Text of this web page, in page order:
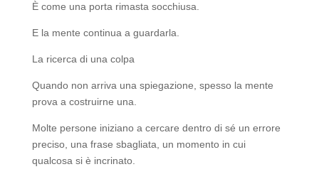
È come una porta rimasta socchiusa.
E la mente continua a guardarla.
La ricerca di una colpa
Quando non arriva una spiegazione, spesso la mente
prova a costruirne una.
Molte persone iniziano a cercare dentro di sé un errore
preciso, una frase sbagliata, un momento in cui
qualcosa si è incrinato.